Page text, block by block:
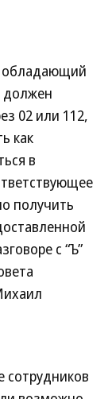
обладающий
должен
02 или 112,
как
в
получить
с “Ъ”
сотрудников